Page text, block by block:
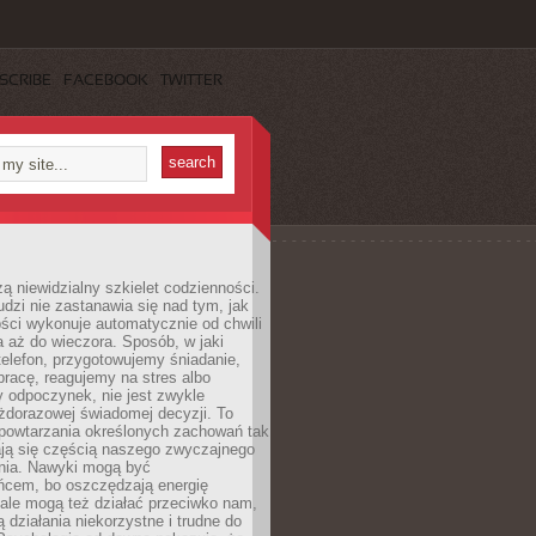
FACEBOOK TWITTER
niewidzialny szkielet codzienności.
nie zastanawia się nad tym, jak
wykonuje automatycznie od chwili
aż do wieczora. Sposób, w jaki
przygotowujemy śniadanie,
reagujemy na stres albo
odpoczynek, nie jest zwykle
świadomej decyzji. To
określonych zachowań tak
się częścią naszego zwyczajnego
Nawyki mogą być
bo oszczędzają energię
mogą też działać przeciwko nam,
działania niekorzystne i trudne do